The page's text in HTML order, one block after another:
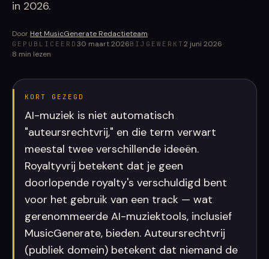
in 2026.
Door Het MusicGenerate Redactieteam·
GEPUBLICEERD 30 maart 2026BIJGEWERKT 2 juni 2026·
8 min lezen
KORT GEZEGD
AI-muziek is niet automatisch
"auteursrechtvrij," en die term verwart
meestal twee verschillende ideeën.
Royaltyvrij betekent dat je geen
doorlopende royalty's verschuldigd bent
voor het gebruik van een track — wat
gerenommeerde AI-muziektools, inclusief
MusicGenerate, bieden. Auteursrechtvrij
(publiek domein) betekent dat niemand de